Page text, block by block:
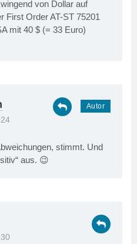
von Dollar auf
First Order AT-ST 75201
mit 40 $ (= 33 Euro)
stimmt. Und
aus. 😉